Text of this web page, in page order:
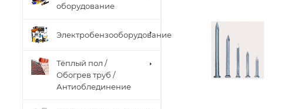
оборудование
Электробензооборудование
Тёплый пол /
Обогрев труб /
Антиоблединение